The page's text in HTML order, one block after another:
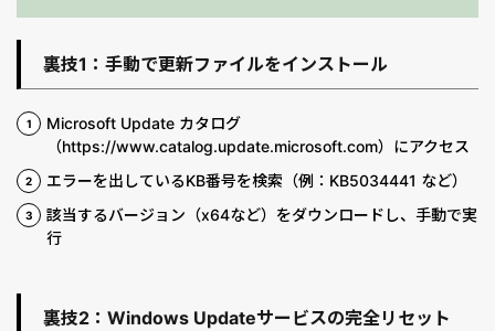
裏技1：手動で更新ファイルをインストール
Microsoft Update カタログ
（https://www.catalog.update.microsoft.com）にアクセス
エラーを出しているKB番号を検索（例：KB5034441 など）
該当するバージョン（x64など）をダウンロードし、手動で実
行
裏技2：Windows Updateサービスの完全リセット